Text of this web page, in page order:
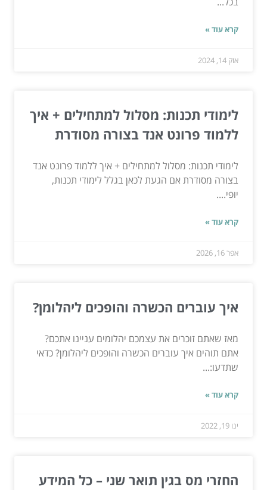
קרא עוד »
אוק 14, 2024
לימודי תכנות: מסלול למתחילים + איך
ללמוד פרונט אנד בצורה מסודרת
לימודי תכנות: מסלול למתחילים + איך ללמוד פרונט אנד
בצורה מסודרת אם הגעת לכאן בגלל לימודי תכנות,
יופי....
קרא עוד »
אפר 16, 2026
איך עוברים הכשרה והופכים ליהלומן?
מאז שאתם זוכרים את עצמכם יהלומים עניינו אתכם?
אתם תוהים איך עוברים הכשרה והופכים ליהלומן? כדאי
שתדעו:...
קרא עוד »
ינו 19, 2022
החזרי מס בגין תואר שני – כל המידע